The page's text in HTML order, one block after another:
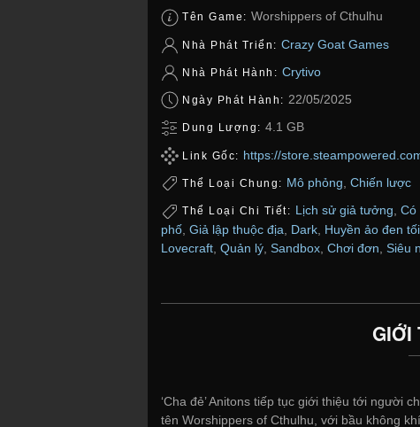
Tên Game: Worshippers of Cthulhu
Nhà Phát Triển: Crazy Goat Games
Nhà Phát Hành: Crytivo
Ngày Phát Hành: 22/05/2025
Dung Lượng: 4.1 GB
Link Gốc: https://
Thể Loại Chung: Mô phỏng Chiến lược
Thể Loại Chi Tiết: Lịch sử giả tưởng, Có
phố Giả lập thuộc địa Dark Huyền ảo đen tối
Lovecraft Quản lý Sandbox Chơi đơn Siêu
GIỚI
‘Cha đẻ’ Anitons tiếp tục giới thiệu tới người
tên Worshippers of Cthulhu, với bầu không